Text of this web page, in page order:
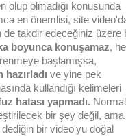
olup olmadığı konusunda
en önemlisi, site
de takdir edeceğiniz üzere
boyunca konuşamaz,
başlamışsa,
ve yine pek
kullandığı kelimeleri
hatası yapmadı.
bir şey değil, ama
bir video'yu doğal